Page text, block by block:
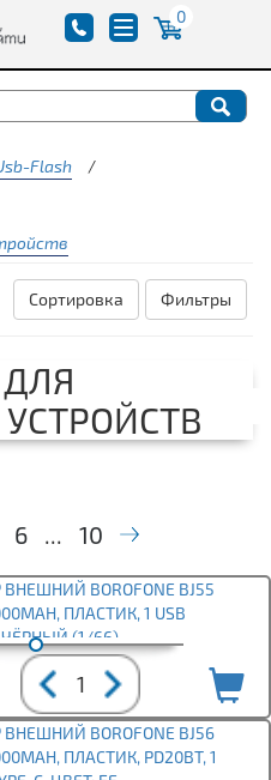
0
Flash
/
Фильтры
Сортировка
6 ... 10
BOROFONE BJ55
ПЛАСТИК, 1 USB
(1/66)
BOROFONE BJ56
ПЛАСТИК, PD20ВТ, 1